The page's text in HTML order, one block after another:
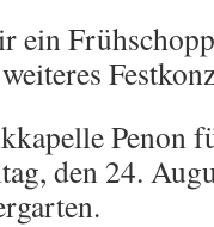
ein
Penon
den 24.